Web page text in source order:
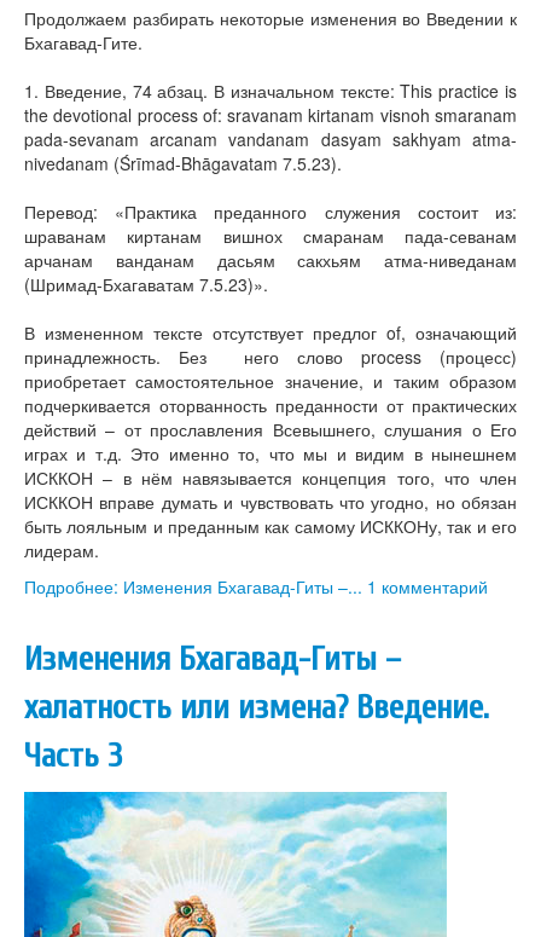
Продолжаем разбирать некоторые изменения во Введении к
Бхагавад-Гите.
1. Введение, 74 абзац. В изначальном тексте: This practice is
the devotional process of: sravanam kirtanam visnoh smaranam
pada-sevanam arcanam vandanam dasyam sakhyam atma-
nivedanam (Śrīmad-Bhāgavatam 7.5.23).
Перевод: «Практика преданного служения состоит из:
шраванам киртанам вишнох смаранам пада-севанам
арчанам ванданам дасьям сакхьям атма-ниведанам
(Шримад-Бхагаватам 7.5.23)».
В измененном тексте отсутствует предлог of, означающий
принадлежность. Без него слово process (процесс)
приобретает самостоятельное значение, и таким образом
подчеркивается оторванность преданности от практических
действий – от прославления Всевышнего, слушания о Его
играх и т.д. Это именно то, что мы и видим в нынешнем
ИСККОН – в нём навязывается концепция того, что член
ИСККОН вправе думать и чувствовать что угодно, но обязан
быть лояльным и преданным как самому ИСККОНу, так и его
лидерам.
Подробнее: Изменения Бхагавад-Гиты –... 1 комментарий
Изменения Бхагавад-Гиты –
халатность или измена? Введение.
Часть 3